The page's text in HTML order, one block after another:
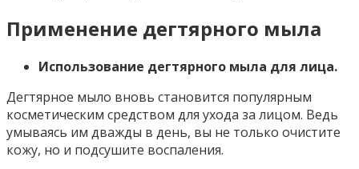
Применение дегтярного мыла
Использование дегтярного мыла для лица.
Дегтярное мыло вновь становится популярным
косметическим средством для ухода за лицом. Ведь
умываясь им дважды в день, вы не только очистите
кожу, но и подсушите воспаления.